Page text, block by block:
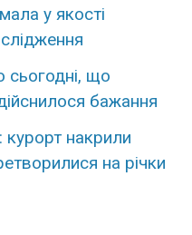
у якості
сьогодні, що
бажання
курорт накрили
на річки